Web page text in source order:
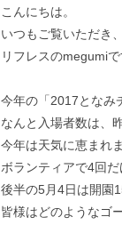
こんにちは。
いつもご覧いただき
リフレスのmegumi
今年の「2017となみ
なんと入場者数は、
今年は天気に恵まれ
ボランティアで4回
後半の5月4日は開園
皆様はどのようなゴ